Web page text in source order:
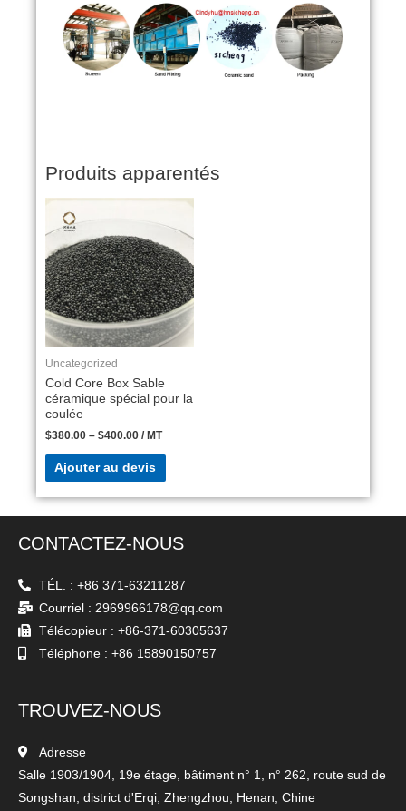
Produits apparentés
Uncategorized
Cold Core Box Sable
céramique spécial pour la
coulée
$380.00 – $400.00 / MT
Ajouter au devis
CONTACTEZ-NOUS
TÉL. : +86 371-63211287
Courriel : 2969966178@qq.com
Télécopieur : +86-371-60305637
Téléphone : +86 15890150757
TROUVEZ-NOUS
Adresse
Salle 1903/1904, 19e étage, bâtiment n° 1, n° 262, route sud de
Songshan, district d'Erqi, Zhengzhou, Henan, Chine